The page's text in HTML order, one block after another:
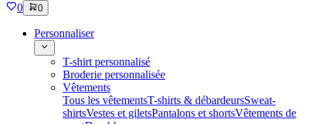
0 0
Personnaliser
T-shirt personnalisé
Broderie personnalisée
Vêtements
Tous les vêtementsT-shirts & débardeursSweat-
shirtsVestes et giletsPantalons et shortsVêtements de